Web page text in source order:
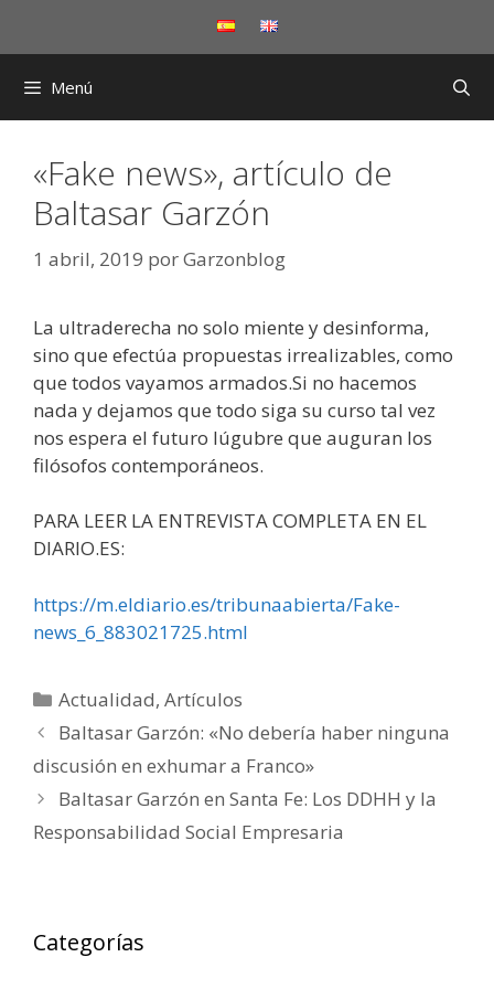
Menú
«Fake news», artículo de
Baltasar Garzón
1 abril, 2019 porGarzonblog
La ultraderecha no solo miente y desinforma,
sino que efectúa propuestas irrealizables, como
que todos vayamos armados.Si no hacemos
nada y dejamos que todo siga su curso tal vez
nos espera el futuro lúgubre que auguran los
filósofos contemporáneos.
PARA LEER LA ENTREVISTA COMPLETA EN EL
DIARIO.ES:
https://m.eldiario.es/tribunaabierta/Fake-
news_6_883021725.html
Categorías
Actualidad,Artículos
Baltasar Garzón: «No debería haber ninguna
discusión en exhumar a Franco»
Baltasar Garzón en Santa Fe: Los DDHH y la
Responsabilidad Social Empresaria
Categorías